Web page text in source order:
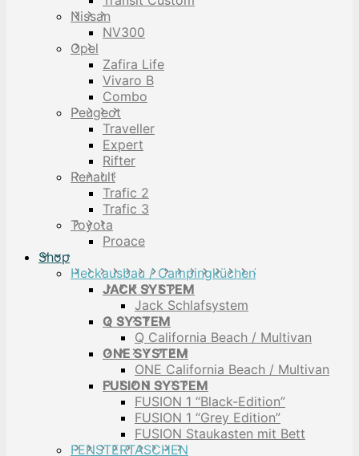
Nissan
NV300
Opel
Zafira Life
Vivaro B
Combo
Peugeot
Traveller
Expert
Rifter
Renault
Trafic 2
Trafic 3
Toyota
Proace
Shop
Heckausbau / Campingküchen
JACK SYSTEM
Jack Schlafsystem
Q SYSTEM
Q California Beach / Multivan
ONE SYSTEM
ONE California Beach / Multivan
FUSION SYSTEM
FUSION 1 “Black-Edition”
FUSION 1 “Grey Edition”
FUSION Staukasten mit Bett
FENSTERTASCHEN